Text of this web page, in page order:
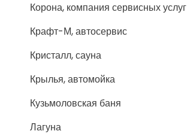
Корона, компания сервисных услуг
Крафт-М, автосервис
Кристалл, сауна
Крылья, автомойка
Кузьмоловская баня
Лагуна